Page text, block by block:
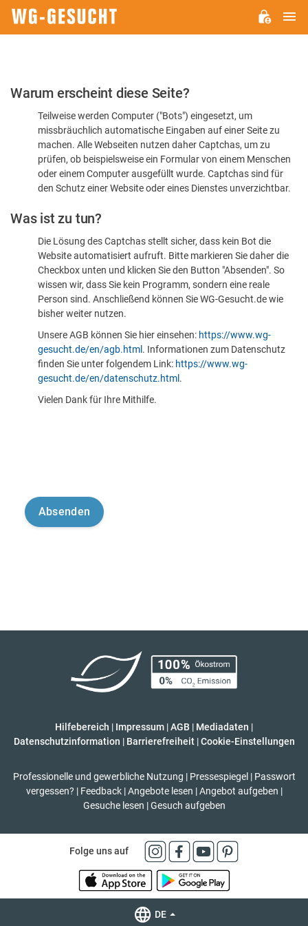
Bitte
dass
sind
Warum erscheint diese Seite?
Teilweise werden Computer ("Bots") eingesetzt, um
missbräuchlich automatische Eingaben auf einer Seite zu
machen. Alle Webseiten nutzen daher Captchas, um zu
prüfen, ob beispielsweise ein Formular von einem Menschen
oder einem Computer ausgefüllt wurde. Captchas sind für
den Schutz einer Website oder eines Dienstes unverzichtbar.
Was ist zu tun?
Die Lösung des Captchas stellt sicher, dass kein Bot die
Website automatisiert aufruft. Bitte markieren Sie daher die
Checkbox unten und klicken Sie den Button "Absenden". So
wissen wir, dass Sie kein Programm, sondern eine reale
Person sind. Anschließend können Sie WG-Gesucht.de wie
bisher weiter nutzen.
Unsere AGB können Sie hier einsehen: https://www.wg-
gesucht.de/en/agb.html . Informationen zum Datenschutz
finden Sie unter folgendem Link: https://www.wg-
gesucht.de/en/datenschutz.html .
Vielen Dank für Ihre Mithilfe.
Hilfebereich | Impressum |AGB | Mediadaten |
Datenschutzinformation | Barrierefreiheit | Cookie-Einstellungen
Professionelle und gewerbliche Nutzung | Pressespiegel | Passwort
vergessen? | Feedback | Angebote lesen | Angebot aufgeben |
Gesuche lesen | Gesuch aufgeben
Folge uns auf
DE